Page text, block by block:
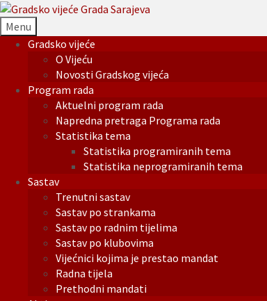
Menu
Gradsko vijeće
O Vijeću
Novosti Gradskog vijeća
Program rada
Aktuelni program rada
Napredna pretraga Programa rada
Statistika tema
Statistika programiranih tema
Statistika neprogramiranih tema
Sastav
Trenutni sastav
Sastav po strankama
Sastav po radnim tijelima
Sastav po klubovima
Vijećnici kojima je prestao mandat
Radna tijela
Prethodni mandati